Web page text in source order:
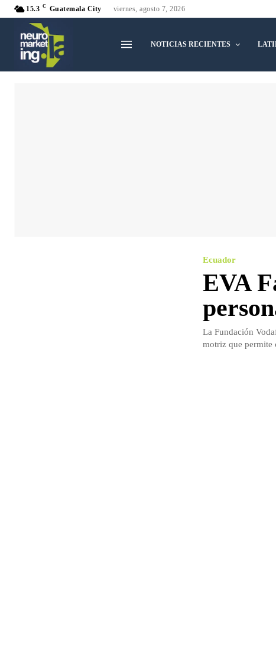
15.3 C Guatemala City viernes, agosto 7, 2026
NOTICIAS RECIENTES
Ecuador
EVA
La Fundación
motriz que permite